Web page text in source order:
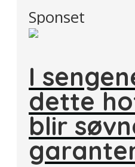
Sponset
I
dette
blir